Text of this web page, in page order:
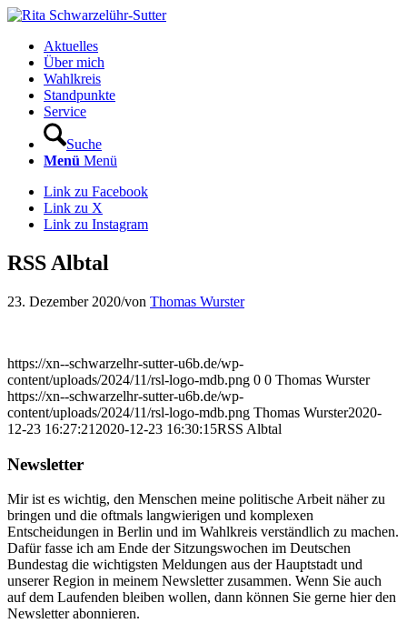
Aktuelles
Über mich
Wahlkreis
Standpunkte
Service
Suche
Menü Menü
Link zu Facebook
Link zu X
Link zu Instagram
RSS Albtal
23. Dezember 2020/von Thomas Wurster
https://xn--schwarzelhr-sutter-u6b.de/wp-
content/uploads/2024/11/rsl-logo-mdb.png 0 0 Thomas Wurster
https://xn--schwarzelhr-sutter-u6b.de/wp-
content/uploads/2024/11/rsl-logo-mdb.png Thomas Wurster2020-
12-23 16:27:21 2020-12-23 16:30:15RSS Albtal
Newsletter
Mir ist es wichtig, den Menschen meine politische Arbeit näher zu
bringen und die oftmals langwierigen und komplexen
Entscheidungen in Berlin und im Wahlkreis verständlich zu machen.
Dafür fasse ich am Ende der Sitzungswochen im Deutschen
Bundestag die wichtigsten Meldungen aus der Hauptstadt und
unserer Region in meinem Newsletter zusammen. Wenn Sie auch
auf dem Laufenden bleiben wollen, dann können Sie gerne hier den
Newsletter abonnieren.